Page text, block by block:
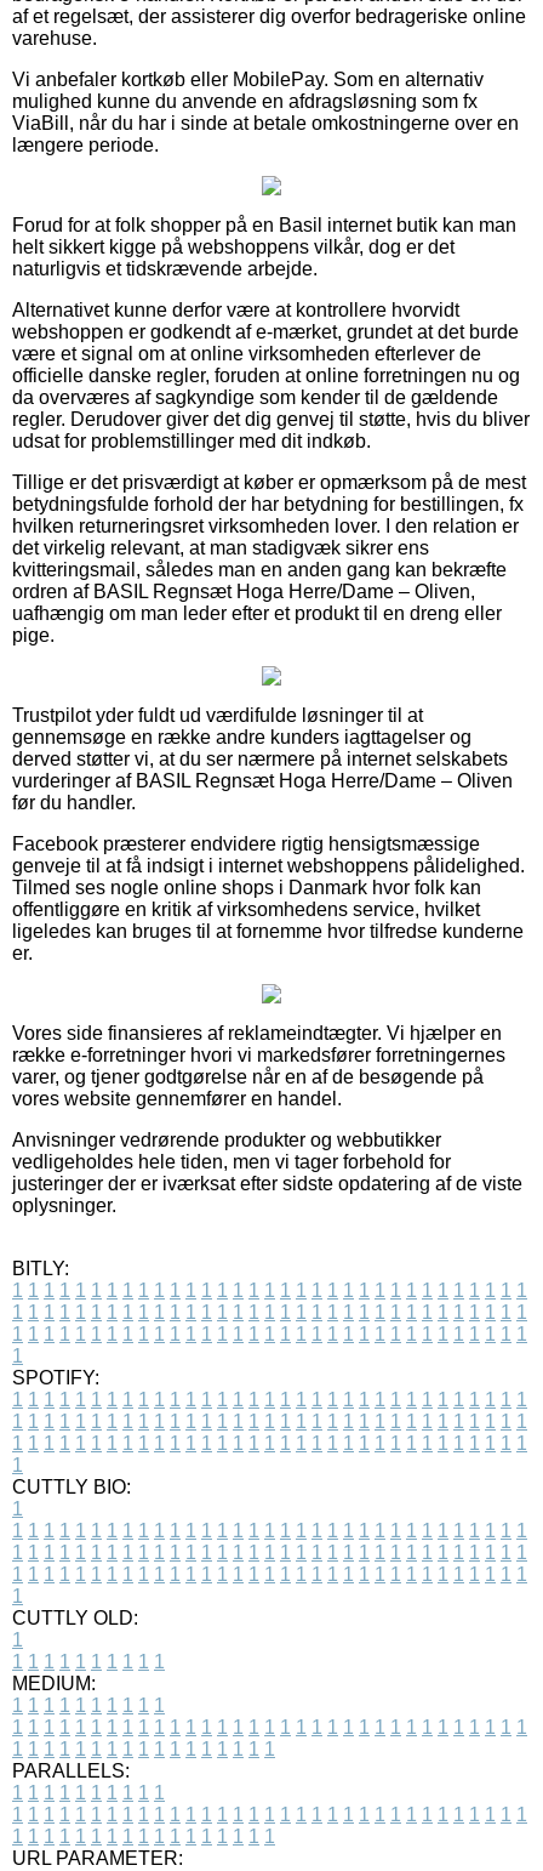
af et regelsæt, der assisterer dig overfor bedrageriske online
varehuse.
Vi anbefaler kortkøb eller MobilePay. Som en alternativ
mulighed kunne du anvende en afdragsløsning som fx
ViaBill, når du har i sinde at betale omkostningerne over en
længere periode.
Forud for at folk shopper på en Basil internet butik kan man
helt sikkert kigge på webshoppens vilkår, dog er det
naturligvis et tidskrævende arbejde.
Alternativet kunne derfor være at kontrollere hvorvidt
webshoppen er godkendt af e-mærket, grundet at det burde
være et signal om at online virksomheden efterlever de
officielle danske regler, foruden at online forretningen nu og
da overværes af sagkyndige som kender til de gældende
regler. Derudover giver det dig genvej til støtte, hvis du bliver
udsat for problemstillinger med dit indkøb.
Tillige er det prisværdigt at køber er opmærksom på de mest
betydningsfulde forhold der har betydning for bestillingen, fx
hvilken returneringsret virksomheden lover. I den relation er
det virkelig relevant, at man stadigvæk sikrer ens
kvitteringsmail, således man en anden gang kan bekræfte
ordren af BASIL Regnsæt Hoga Herre/Dame – Oliven,
uafhængig om man leder efter et produkt til en dreng eller
pige.
Trustpilot yder fuldt ud værdifulde løsninger til at
gennemsøge en række andre kunders iagttagelser og
derved støtter vi, at du ser nærmere på internet selskabets
vurderinger af BASIL Regnsæt Hoga Herre/Dame – Oliven
før du handler.
Facebook præsterer endvidere rigtig hensigtsmæssige
genveje til at få indsigt i internet webshoppens pålidelighed.
Tilmed ses nogle online shops i Danmark hvor folk kan
offentliggøre en kritik af virksomhedens service, hvilket
ligeledes kan bruges til at fornemme hvor tilfredse kunderne
er.
Vores side finansieres af reklameindtægter. Vi hjælper en
række e-forretninger hvori vi markedsfører forretningernes
varer, og tjener godtgørelse når en af de besøgende på
vores website gennemfører en handel.
Anvisninger vedrørende produkter og webbutikker
vedligeholdes hele tiden, men vi tager forbehold for
justeringer der er iværksat efter sidste opdatering af de viste
oplysninger.
BITLY:
1 1 1 1 1 1 1 1 1 1 1 1 1 1 1 1 1 1 1 1 1 1 1 1 1 1 1 1 1 1 1 1 1
1 1 1 1 1 1 1 1 1 1 1 1 1 1 1 1 1 1 1 1 1 1 1 1 1 1 1 1 1 1 1 1 1
1 1 1 1 1 1 1 1 1 1 1 1 1 1 1 1 1 1 1 1 1 1 1 1 1 1 1 1 1 1 1 1 1
1
SPOTIFY:
1 1 1 1 1 1 1 1 1 1 1 1 1 1 1 1 1 1 1 1 1 1 1 1 1 1 1 1 1 1 1 1 1
1 1 1 1 1 1 1 1 1 1 1 1 1 1 1 1 1 1 1 1 1 1 1 1 1 1 1 1 1 1 1 1 1
1 1 1 1 1 1 1 1 1 1 1 1 1 1 1 1 1 1 1 1 1 1 1 1 1 1 1 1 1 1 1 1 1
1
CUTTLY BIO:
1
1 1 1 1 1 1 1 1 1 1 1 1 1 1 1 1 1 1 1 1 1 1 1 1 1 1 1 1 1 1 1 1 1
1 1 1 1 1 1 1 1 1 1 1 1 1 1 1 1 1 1 1 1 1 1 1 1 1 1 1 1 1 1 1 1 1
1 1 1 1 1 1 1 1 1 1 1 1 1 1 1 1 1 1 1 1 1 1 1 1 1 1 1 1 1 1 1 1 1
1
CUTTLY OLD:
1
1 1 1 1 1 1 1 1 1 1
MEDIUM:
1 1 1 1 1 1 1 1 1 1
1 1 1 1 1 1 1 1 1 1 1 1 1 1 1 1 1 1 1 1 1 1 1 1 1 1 1 1 1 1 1 1 1
1 1 1 1 1 1 1 1 1 1 1 1 1 1 1 1 1
PARALLELS:
1 1 1 1 1 1 1 1 1 1
1 1 1 1 1 1 1 1 1 1 1 1 1 1 1 1 1 1 1 1 1 1 1 1 1 1 1 1 1 1 1 1 1
1 1 1 1 1 1 1 1 1 1 1 1 1 1 1 1 1
URL PARAMETER: